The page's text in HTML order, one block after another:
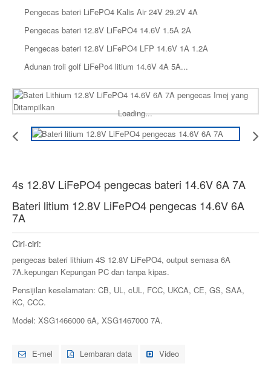
Pengecas bateri LiFePO4 Kalis Air 24V 29.2V 4A
Pengecas bateri 12.8V LiFePO4 14.6V 1.5A 2A
Pengecas bateri 12.8V LiFePO4 LFP 14.6V 1A 1.2A
Adunan troli golf LiFePo4 litium 14.6V 4A 5A...
Loading...
4s 12.8V LiFePO4 pengecas bateri 14.6V 6A 7A
Bateri litium 12.8V LiFePO4 pengecas 14.6V 6A
7A
Ciri-ciri:
pengecas bateri lithium 4S 12.8V LiFePO4, output semasa 6A
7A.kepungan Kepungan PC dan tanpa kipas.
Pensijilan keselamatan: CB, UL, cUL, FCC, UKCA, CE, GS, SAA,
KC, CCC.
Model: XSG1466000 6A, XSG1467000 7A.
E-mel Lembaran data Video